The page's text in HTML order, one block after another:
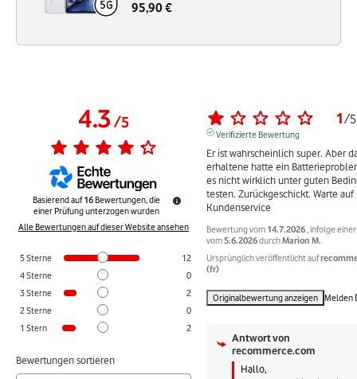
95,90 €
4.3/5
Basierend auf16 Bewertungen, die
einer Prüfung unterzogen wurden
Alle Bewertungen auf dieser Website ansehen
5Sterne
12
4Sterne
0
3Sterne
2
2Sterne
0
1 Stern 2
Bewertungen sortieren
1/5
Verifizierte Bewertung
Er ist wahrscheinlich super. Aber
erhaltene hatte ein
es nicht wirklich unter guten
testen. Zurückgeschickt. Warte auf
Kundenservice
Bewertung vom 14.7.2026 , infolge
vom5.6.2026durchMarion M.
Ursprünglich veröffentlicht auf
(fr)
Originalbewertung anzeigen Melden
Antwort von
recommerce.com
Hallo,